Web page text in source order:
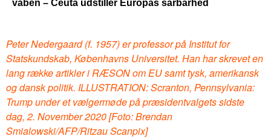
våben – Ceuta udstiller Europas sårbarhed
Peter Nedergaard (f. 1957) er professor på Institut for
Statskundskab, Københavns Universitet. Han har skrevet en
lang række artikler i RÆSON om EU samt tysk, amerikansk
og dansk politik. ILLUSTRATION: Scranton, Pennsylvania:
Trump under et vælgermøde på præsidentvalgets sidste
dag, 2. November 2020 [Foto: Brendan
Smialowski/AFP/Ritzau Scanpix]